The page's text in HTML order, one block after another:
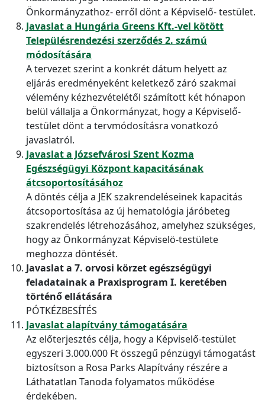
Önkormányzathoz- erről dönt a Képviselő- testület.
Javaslat a Hungária Greens Kft.-vel kötött
Településrendezési szerződés 2. számú
módosítására
A tervezet szerint a konkrét dátum helyett az
eljárás eredményeként keletkező záró szakmai
vélemény kézhezvételétől számított két hónapon
belül vállalja a Önkormányzat, hogy a Képviselő-
testület dönt a tervmódosításra vonatkozó
javaslatról.
Javaslat a Józsefvárosi Szent Kozma
Egészségügyi Központ kapacitásának
átcsoportosításához
A döntés célja a JEK szakrendeléseinek kapacitás
átcsoportosítása az új hematológia járóbeteg
szakrendelés létrehozásához, amelyhez szükséges,
hogy az Önkormányzat Képviselö-testülete
meghozza döntését.
Javaslat a 7. orvosi körzet egészségügyi
feladatainak a Praxisprogram I. keretében
történő ellátására
PÓTKÉZBESÍTÉS
Javaslat alapítvány támogatására
Az előterjesztés célja, hogy a Képviselő-testület
egyszeri 3.000.000 Ft összegű pénzügyi támogatást
biztosítson a Rosa Parks Alapítvány részére a
Láthatatlan Tanoda folyamatos működése
érdekében.